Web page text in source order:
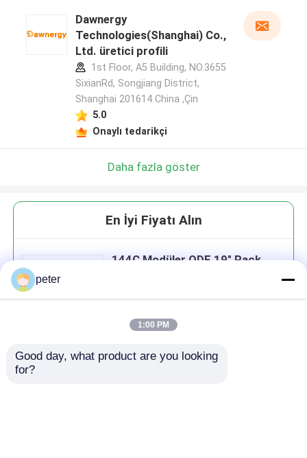
Dawnergy
Technologies(Shanghai) Co.,
Ltd. üretici profili
1st Floor, A5 Building, NO.3655
SixianRd, Songjiang District,
Shanghai 201614 China ,Çin
5.0
Onaylı tedarikçi
Daha fazla göster
En İyi Fiyatı Alın
144C Modüler ODF 19" Rack
Devam et
peter
1:00 PM
Good day, what product are you looking
for?